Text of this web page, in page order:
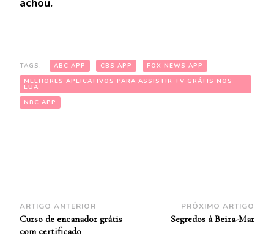
achou.
TAGS: ABC APP CBS APP
FOX NEWS APP
MELHORES APLICATIVOS PARA ASSISTIR TV GRÁTIS NOS
EUA
NBC APP
Navegação
de
ARTIGO ANTERIOR
Curso de encanador grátis
com certificado
PRÓXIMO ARTIGO
Segredos à Beira-Mar